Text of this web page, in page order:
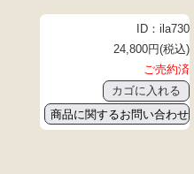
ID：ila730
24,800円(税込)
ご売約済
商品に関するお問い合わせ